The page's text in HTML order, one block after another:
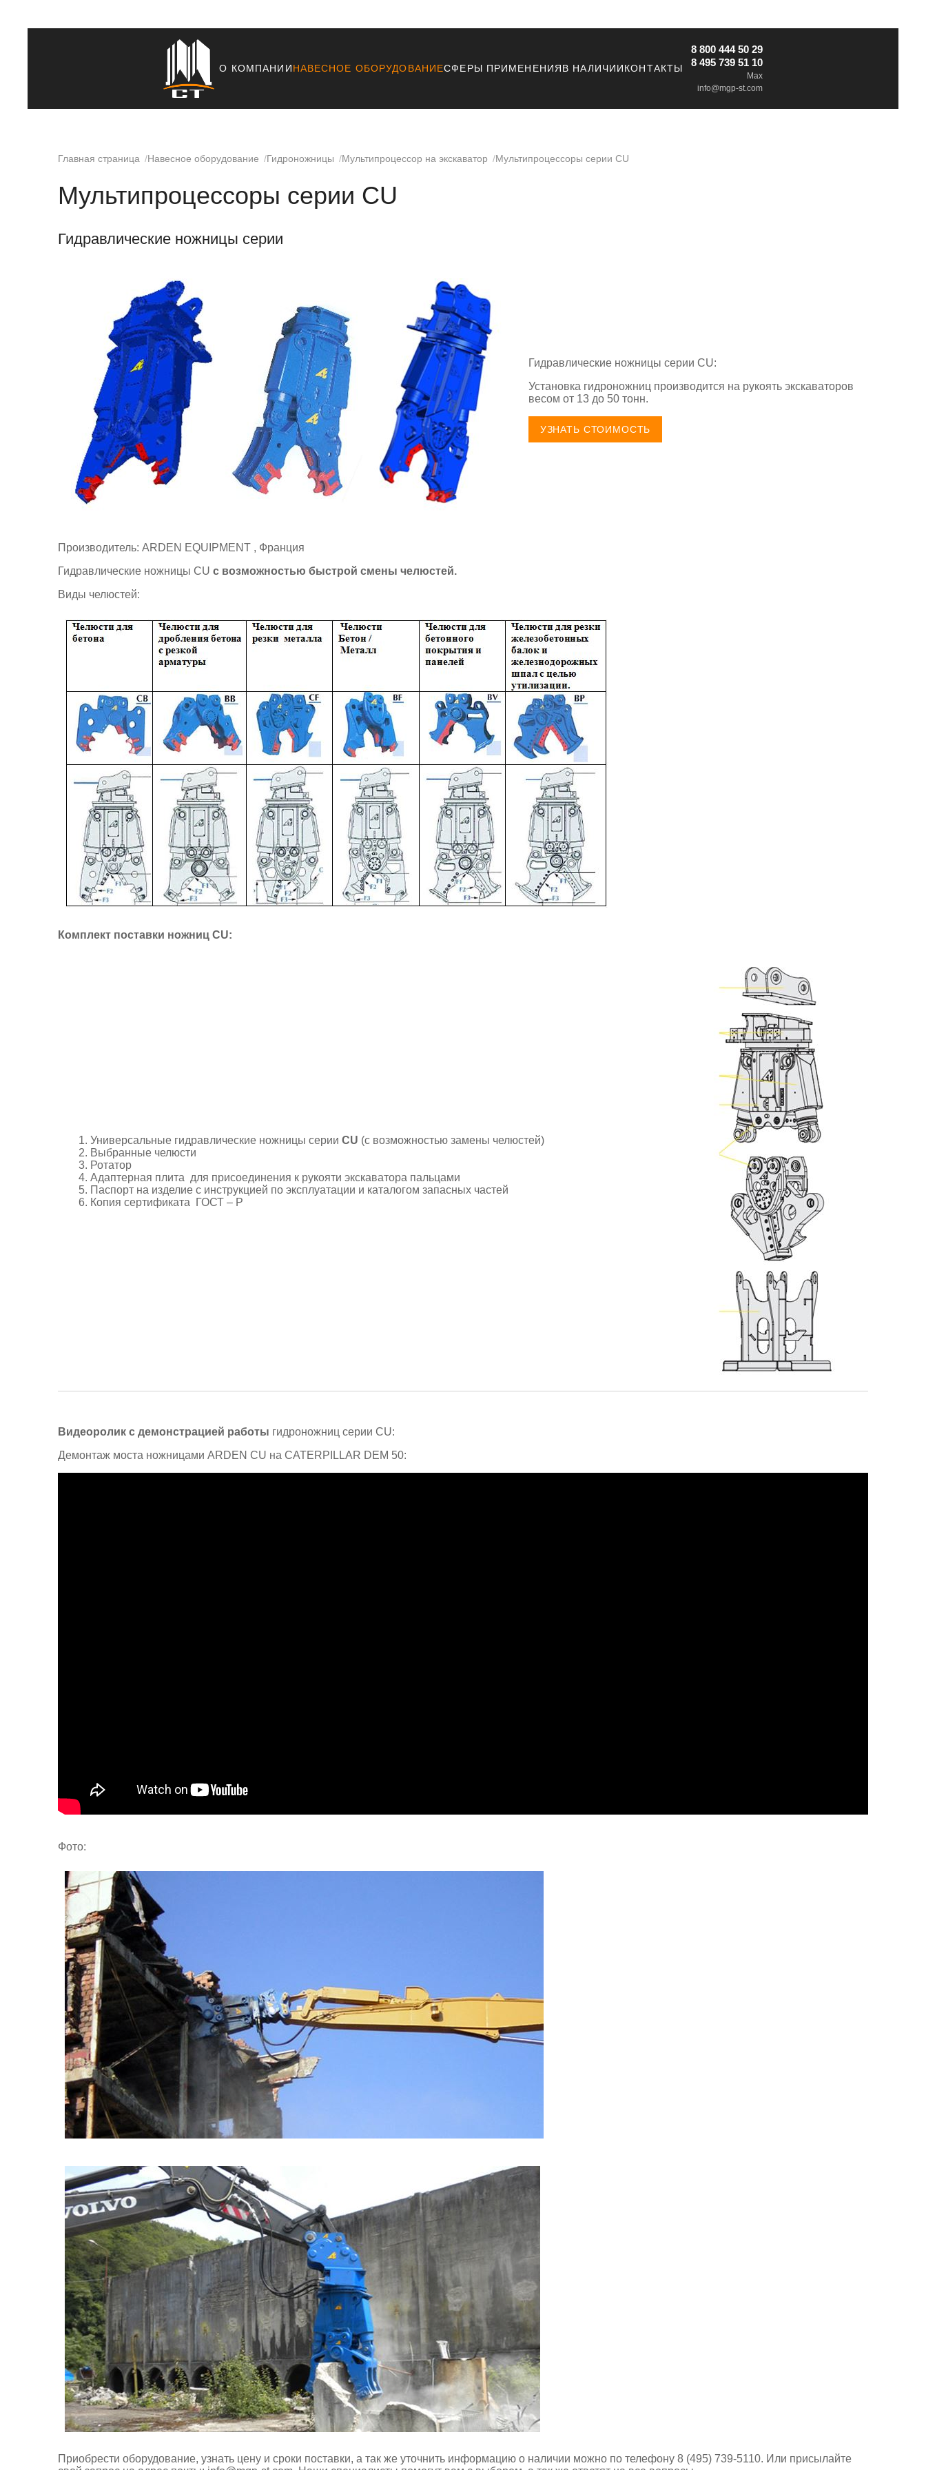
О КОМПАНИИНАВЕСНОЕ ОБОРУДОВАНИЕСФЕРЫ ПРИМЕНЕНИЯВ НАЛИЧИИКОНТАКТЫ
8 800 444 50 29
8 495 739 51 10
Max
info@mgp-st.com
Главная страница Навесное оборудование Гидроножницы Мультипроцессор на экскаватор Мультипроцессоры серии СU
Мультипроцессоры серии СU
Гидравлические ножницы серии
Гидравлические ножницы серии СU:
Установка гидроножниц производится на рукоять экскаваторов
весом от 13 до 50 тонн.
УЗНАТЬ СТОИМОСТЬ
Производитель: ARDEN EQUIPMENT , Франция
Гидравлические ножницы СU с возможностью быстрой смены челюстей.
Виды челюстей:
Комплект поставки ножниц CU:
Универсальные гидравлические ножницы серии CU (с возможностью замены челюстей)
Выбранные челюсти
Ротатор
Адаптерная плита для присоединения к рукояти экскаватора пальцами
Паспорт на изделие с инструкцией по эксплуатации и каталогом запасных частей
Копия сертификата ГОСТ – Р
Видеоролик с демонстрацией работы гидроножниц серии CU:
Демонтаж моста ножницами ARDEN CU на CATERPILLAR DEM 50:
Фото:
Приобрести оборудование, узнать цену и сроки поставки, а так же уточнить информацию о наличии можно по телефону 8 (495) 739-5110. Или присылайте